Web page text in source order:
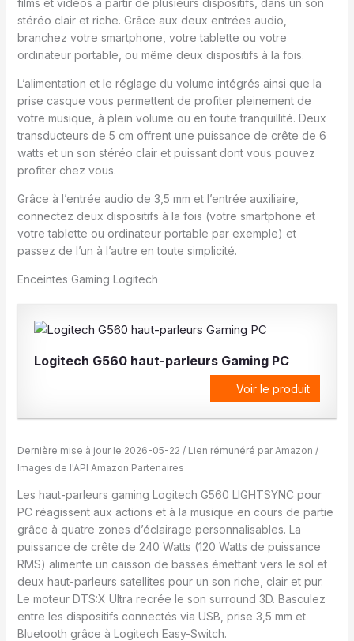
stéréo clair et riche. Grâce aux deux entrées audio,
branchez votre smartphone, votre tablette ou votre
ordinateur portable, ou même deux dispositifs à la fois.
L’alimentation et le réglage du volume intégrés ainsi que la
prise casque vous permettent de profiter pleinement de
votre musique, à plein volume ou en toute tranquillité. Deux
transducteurs de 5 cm offrent une puissance de crête de 6
watts et un son stéréo clair et puissant dont vous pouvez
profiter chez vous.
Grâce à l’entrée audio de 3,5 mm et l’entrée auxiliaire,
connectez deux dispositifs à la fois (votre smartphone et
votre tablette ou ordinateur portable par exemple) et
passez de l’un à l’autre en toute simplicité.
Enceintes Gaming Logitech
Logitech G560 haut-parleurs Gaming PC
Voir le produit
Dernière mise à jour le 2026-05-22 / Lien rémunéré par Amazon /
Images de l'API Amazon Partenaires
Les haut-parleurs gaming Logitech G560 LIGHTSYNC pour
PC réagissent aux actions et à la musique en cours de partie
grâce à quatre zones d’éclairage personnalisables. La
puissance de crête de 240 Watts (120 Watts de puissance
RMS) alimente un caisson de basses émettant vers le sol et
deux haut-parleurs satellites pour un son riche, clair et pur.
Le moteur DTS:X Ultra recrée le son surround 3D. Basculez
entre les dispositifs connectés via USB, prise 3,5 mm et
Bluetooth grâce à Logitech Easy-Switch.